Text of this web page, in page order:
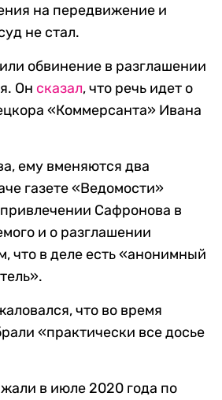
на передвижение и
не стал.
обвинение в разглашении
Он сказал, что речь идет о
«Коммерсанта» Ивана
ему вменяются два
газете «Ведомости»
Сафронова в
и о разглашении
что в деле есть «анонимный
что во время
«практически все досье
в июле 2020 года по